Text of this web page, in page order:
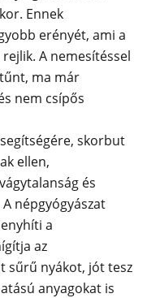
Ennek
erényét, ami a
A nemesítéssel
ma már
nem csípős
skorbut
ellen,
és
népgyógyászat
a
az
sűrű nyákot, jót tesz
anyagokat is